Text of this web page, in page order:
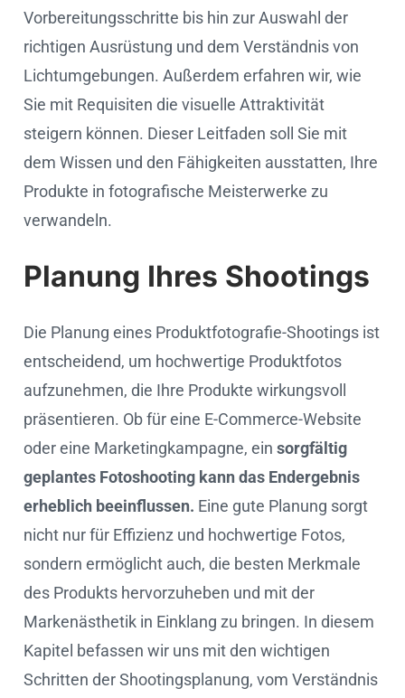
Vorbereitungsschritte bis hin zur Auswahl der
richtigen Ausrüstung und dem Verständnis von
Lichtumgebungen. Außerdem erfahren wir, wie
Sie mit Requisiten die visuelle Attraktivität
steigern können. Dieser Leitfaden soll Sie mit
dem Wissen und den Fähigkeiten ausstatten, Ihre
Produkte in fotografische Meisterwerke zu
verwandeln.
Planung Ihres Shootings
Die Planung eines Produktfotografie-Shootings ist
entscheidend, um hochwertige Produktfotos
aufzunehmen, die Ihre Produkte wirkungsvoll
präsentieren. Ob für eine E-Commerce-Website
oder eine Marketingkampagne, ein sorgfältig
geplantes Fotoshooting kann das Endergebnis
erheblich beeinflussen. Eine gute Planung sorgt
nicht nur für Effizienz und hochwertige Fotos,
sondern ermöglicht auch, die besten Merkmale
des Produkts hervorzuheben und mit der
Markenästhetik in Einklang zu bringen. In diesem
Kapitel befassen wir uns mit den wichtigen
Schritten der Shootingsplanung, vom Verständnis